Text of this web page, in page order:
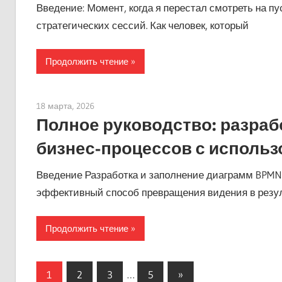
Введение: Момент, когда я перестал смотреть на
стратегических сессий. Как человек, который
Продолжить чтение
18 марта, 2026curtis
Полное руководство:
бизнес-процессов с
Введение Разработка и заполнение диаграмм
эффективный способ превращения видения в
Продолжить чтение
Пагинация
1 2 3 … 5 Следующие
»